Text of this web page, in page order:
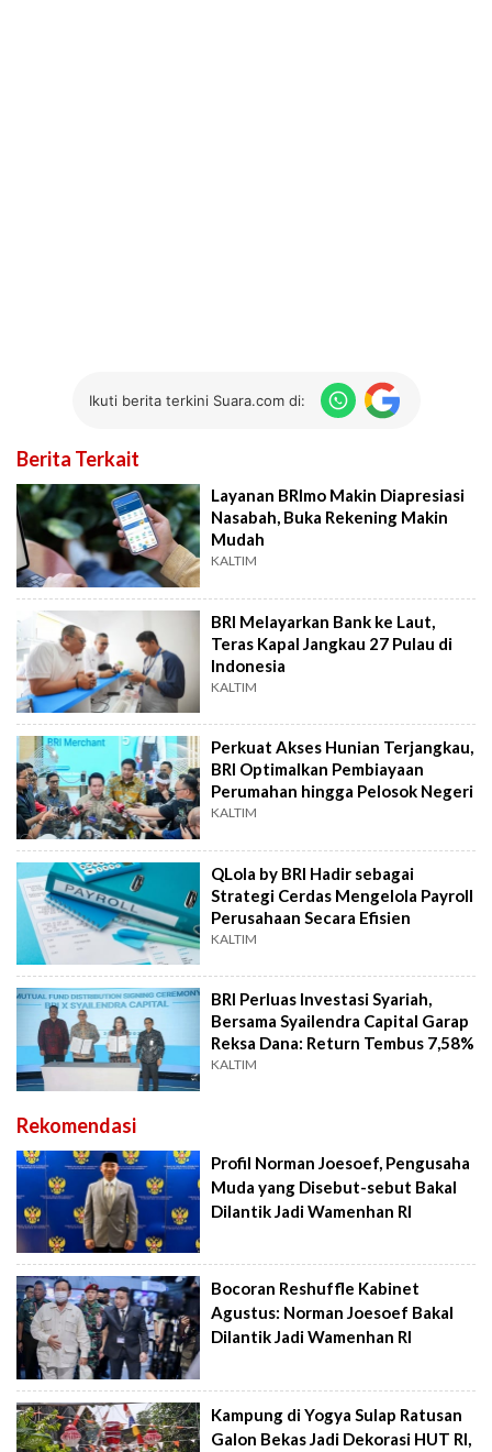
Ikuti berita terkini Suara.com di:
Berita Terkait
Layanan BRImo Makin Diapresiasi
Nasabah, Buka Rekening Makin
Mudah
KALTIM
BRI Melayarkan Bank ke Laut,
Teras Kapal Jangkau 27 Pulau di
Indonesia
KALTIM
Perkuat Akses Hunian Terjangkau,
BRI Optimalkan Pembiayaan
Perumahan hingga Pelosok Negeri
KALTIM
QLola by BRI Hadir sebagai
Strategi Cerdas Mengelola Payroll
Perusahaan Secara Efisien
KALTIM
BRI Perluas Investasi Syariah,
Bersama Syailendra Capital Garap
Reksa Dana: Return Tembus 7,58%
KALTIM
Rekomendasi
Profil Norman Joesoef, Pengusaha
Muda yang Disebut-sebut Bakal
Dilantik Jadi Wamenhan RI
Bocoran Reshuffle Kabinet
Agustus: Norman Joesoef Bakal
Dilantik Jadi Wamenhan RI
Kampung di Yogya Sulap Ratusan
Galon Bekas Jadi Dekorasi HUT RI,